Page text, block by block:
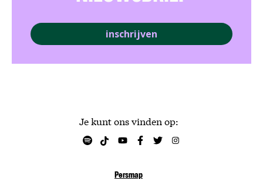
Je kunt ons vinden op:
Persmap
inschrijven